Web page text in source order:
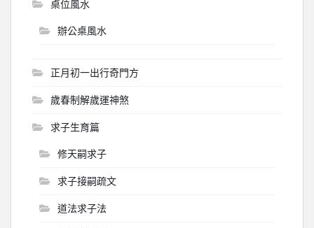
桌位風水
辦公桌風水
正月初一出行奇門方
歲春制解歲運神煞
求子生育篇
修天嗣求子
求子接嗣疏文
道法求子法